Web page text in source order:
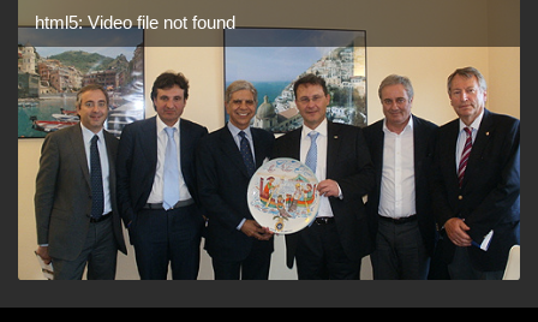
html5: Video file not found